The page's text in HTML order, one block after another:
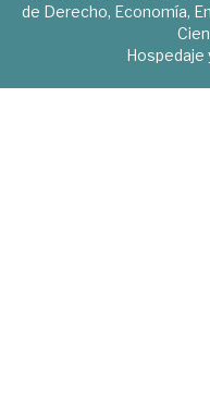
de Derecho, Economía,
Hospedaje